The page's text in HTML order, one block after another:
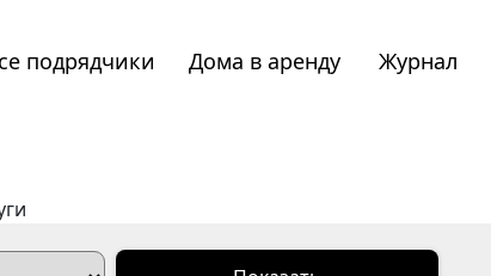
подрядчики Дома в аренду Журнал